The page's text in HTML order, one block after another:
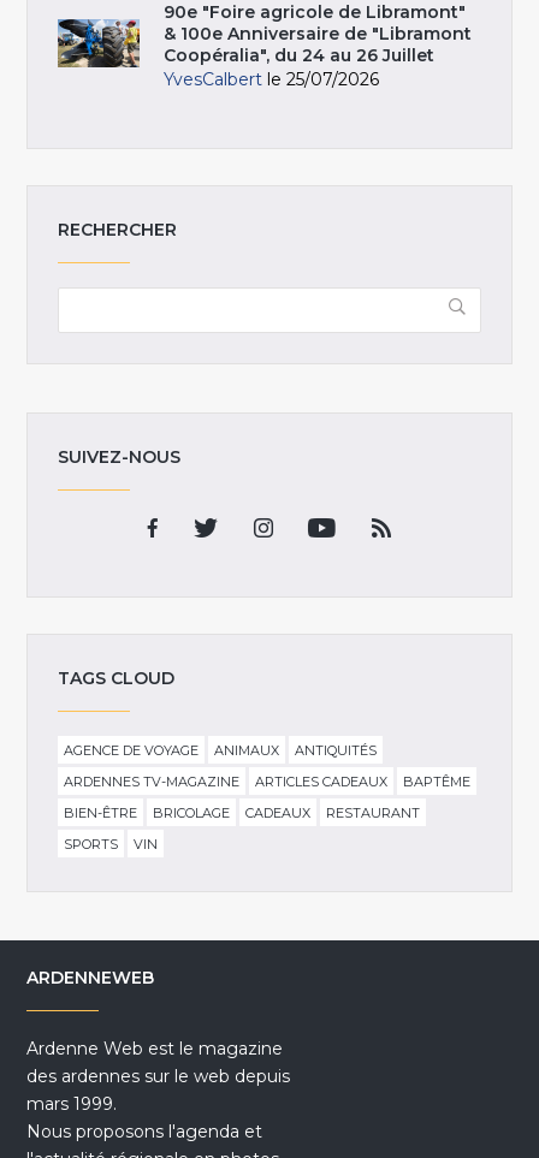
90e "Foire agricole de Libramont"
& 100e Anniversaire de "Libramont
Coopéralia", du 24 au 26 Juillet
YvesCalbert le 25/07/2026
RECHERCHER
SUIVEZ-NOUS
TAGS CLOUD
AGENCE DE VOYAGE ANIMAUX
ANTIQUITÉS
ARDENNES TV-MAGAZINE
ARTICLES CADEAUX
BAPTÊME
BIEN-ÊTRE
BRICOLAGE CADEAUX
RESTAURANT
SPORTS
VIN
ARDENNEWEB
Ardenne Web est le magazine
des ardennes sur le web depuis
mars 1999.
Nous proposons l'agenda et